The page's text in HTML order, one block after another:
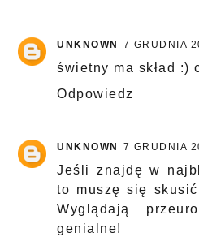
UNKNOWN 7 GRUDNIA
świetny ma skład :)
Odpowiedz
UNKNOWN 7 GRUDNIA
Jeśli znajdę w
to muszę się
Wyglądają
genialne!